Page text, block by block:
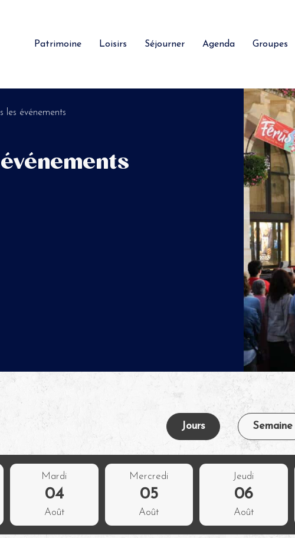
Patrimoine Loisirs Séjourner Agenda Groupes
les événements
Jours Semaine
Mardi
04
Août
Mercredi
05
Août
Jeudi
06
Août